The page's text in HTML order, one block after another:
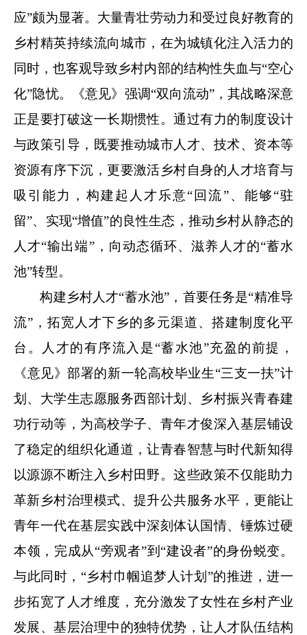
应”颇为显著。大量青壮劳动力和受过良好教育的
乡村精英持续流向城市，在为城镇化注入活力的
同时，也客观导致乡村内部的结构性失血与“空心
化”隐忧。
《意见》 强调“双向流动”，其战略深意
正是要打破这一长期惯性。通过有力的制度设计
与政策引导，既要推动城市人才、技术、资本等
资源有序下沉，更要激活乡村自身的人才培育与
吸引能力，构建起人才乐意“回流”、能够“驻
留”、实现“增值”的良性生态，推动乡村从静态的
人才“输出端”，向动态循环、滋养人才的“蓄水
池”转型。
构建乡村人才“蓄水池”，首要任务是“精准导
流”，拓宽人才下乡的多元渠道、搭建制度化平
台。人才的有序流入是“蓄水池”充盈的前提，
《意见》部署的新一轮高校毕业生“三支一扶”计
划 、大学生志愿服务西部计划、乡村振兴青春建
功行动等，为高校学子、青年才俊深入基层铺设
了稳定的组织化通道，让青春智慧与时代新知得
以源源不断注入乡村田野。这些政策不仅能助力
革新乡村治理模式、提升公共服务水平，更能让
青年一代在基层实践中深刻体认国情、锤炼过硬
本领，完成从“旁观者”到“建设者”的身份蜕变。
与此同时，“乡村巾帼追梦人计划”的推进，进一
步拓宽了人才维度，充分激发了女性在乡村产业
发展、基层治理中的独特优势，让人才队伍结构